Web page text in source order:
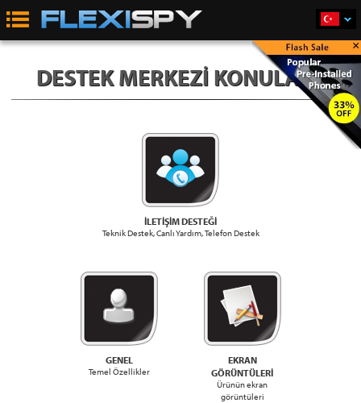
×
DESTEK MERKEZI KONULARI:
İLETİŞİM DESTEĞİ
Teknik Destek, Canlı Yardım, Telefon Destek
GENEL
Temel Özellikler
EKRAN
GÖRÜNTÜLERİ
Ürünün ekran
görüntüleri